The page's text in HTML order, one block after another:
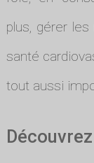
plus, gérer
santé
tout aussi